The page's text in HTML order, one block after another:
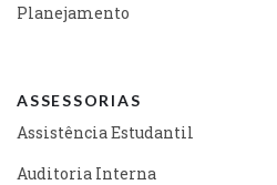
Planejamento
ASSESSORIAS
Assistência Estudantil
Auditoria Interna